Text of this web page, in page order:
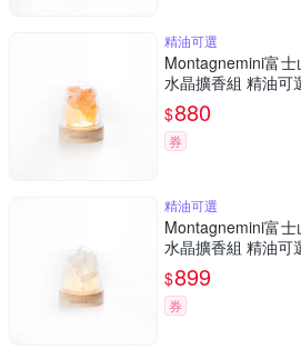
精油可選
Montagnemini富
水晶擴香組 精油可
$880
券
精油可選
Montagnemini富
水晶擴香組 精油可
$899
券